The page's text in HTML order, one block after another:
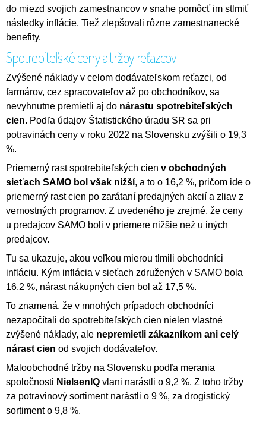
do miezd svojich zamestnancov v snahe pomôcť im stlmiť
následky inflácie. Tiež zlepšovali rôzne zamestnanecké
benefity.
Spotrebiteľské ceny a tržby reťazcov
Zvýšené náklady v celom dodávateľskom reťazci, od
farmárov, cez spracovateľov až po obchodníkov, sa
nevyhnutne premietli aj do nárastu spotrebiteľských
cien. Podľa údajov Štatistického úradu SR sa pri
potravinách ceny v roku 2022 na Slovensku zvýšili o 19,3
%.
Priemerný rast spotrebiteľských cien v obchodných
sieťach SAMO bol však nižší, a to o 16,2 %, pričom ide o
priemerný rast cien po zarátaní predajných akcií a zliav z
vernostných programov. Z uvedeného je zrejmé, že ceny
u predajcov SAMO boli v priemere nižšie než u iných
predajcov.
Tu sa ukazuje, akou veľkou mierou tlmili obchodníci
infláciu. Kým inflácia v sieťach združených v SAMO bola
16,2 %, nárast nákupných cien bol až 17,5 %.
To znamená, že v mnohých prípadoch obchodníci
nezapočítali do spotrebiteľských cien nielen vlastné
zvýšené náklady, ale nepremietli zákazníkom ani celý
nárast cien od svojich dodávateľov.
Maloobchodné tržby na Slovensku podľa merania
spoločnosti NielsenIQ vlani narástli o 9,2 %. Z toho tržby
za potravinový sortiment narástli o 9 %, za drogistický
sortiment o 9,8 %.